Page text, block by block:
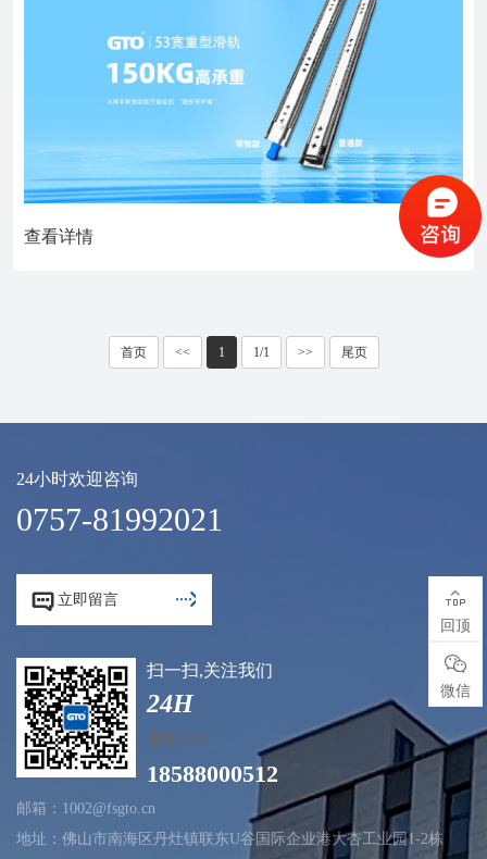
查看详情 
首页 << 1 1/1 >> 尾页
24小时欢迎咨询
0757-81992021
 立即留言 
扫一扫,关注我们
24H
服务热线：
18588000512
邮箱：1002@fsgto.cn
地址：佛山市南海区丹灶镇联东U谷国际企业港大杏工业园1-2栋

回顶

微信